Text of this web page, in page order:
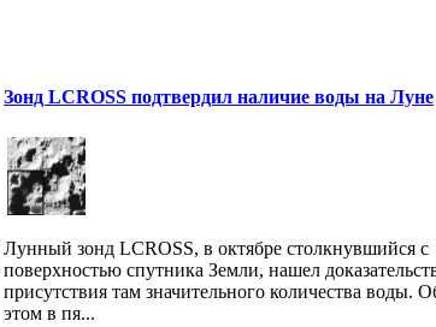
Зонд LCROSS подтвердил наличие воды на Луне
Лунный зонд LCROSS, в октябре столкнувшийся с
поверхностью спутника Земли, нашел
присутствия там значительного количества воды.
этом в пя...